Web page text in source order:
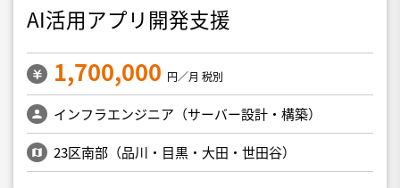
AI活用アプリ開発支援
1,700,000 円／月 税別
インフラエンジニア（サーバー設計・構築）
23区南部（品川・目黒・大田・世田谷）